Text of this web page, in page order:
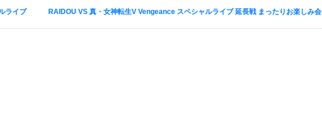
ライブ RAIDOU VS 真・女神転生V Vengeance スペシャルライブ 延長戦 まったりお楽しみ会